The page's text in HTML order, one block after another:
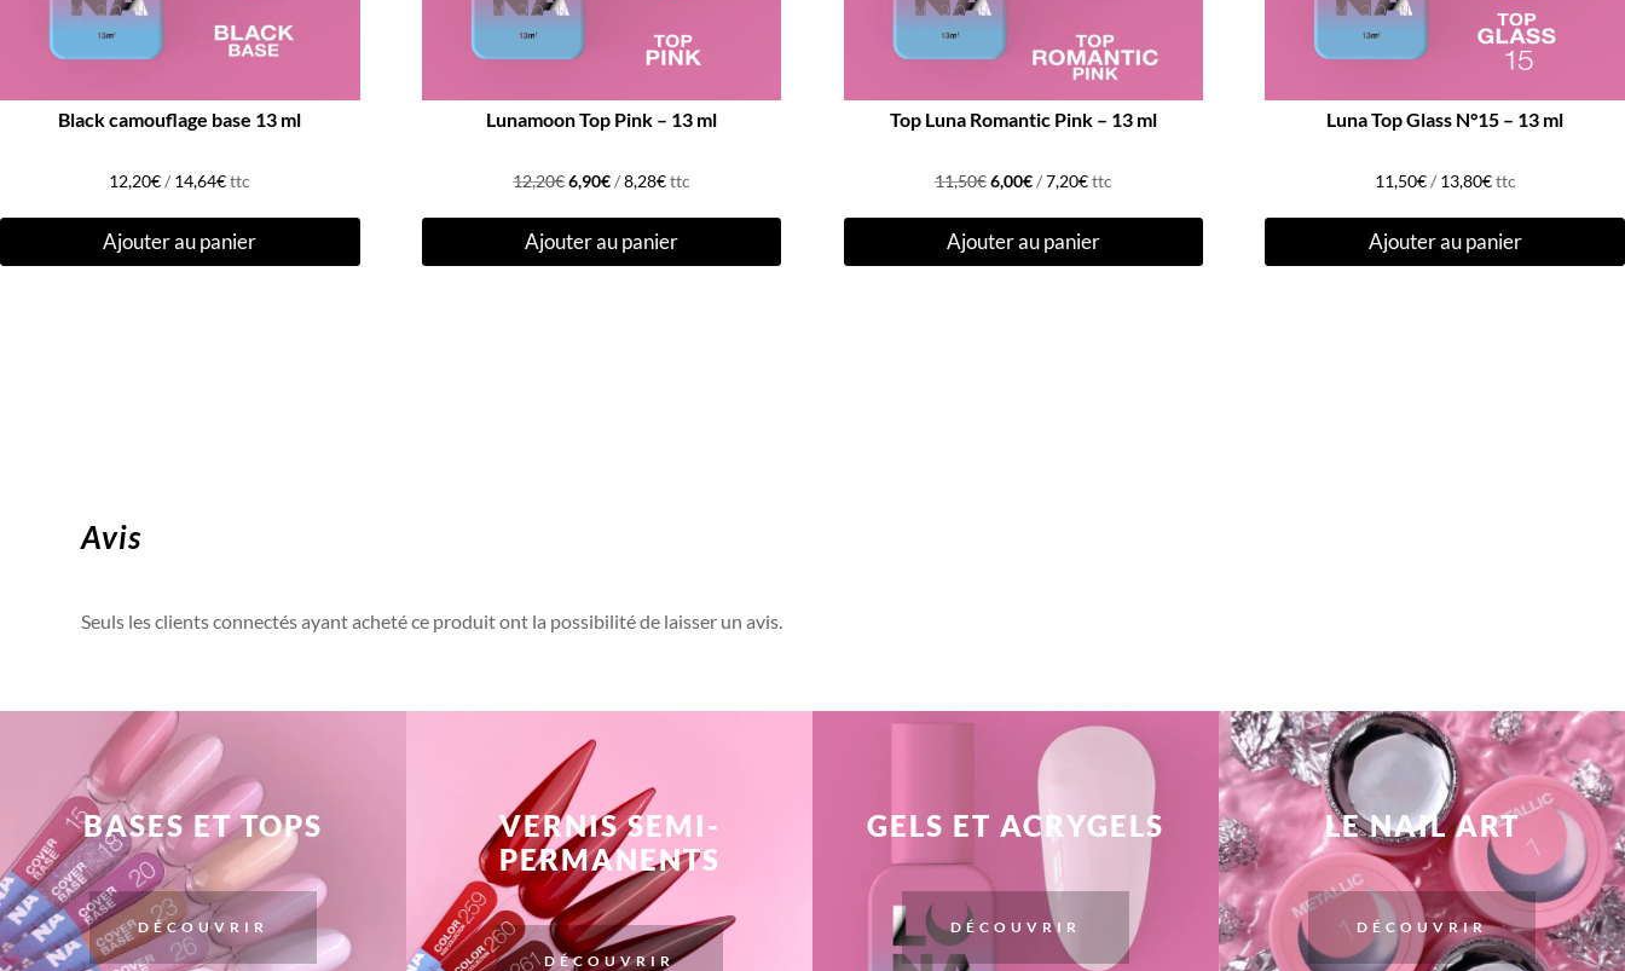
Black camouflage base 13 ml
12,20€/ 14,64€ttc
Ajouter au panier
Lunamoon Top Pink – 13 ml
12,20€Le
initial
6,90€Le
actuel
/8,28€ttc
Ajouter au panier
Top Luna Romantic Pink – 13 ml
11,50€Le
initial
6,00€Le
actuel
/7,20€ttc
Ajouter au panier
Luna Top Glass N°15 – 13 ml
11,50€ / 13,80€ttc
Ajouter au panier
Avis
Seuls les clients connectés ayant acheté ce produit ont la possibilité de laisser un avis.
BASES ET TOPS
DÉCOUVRIR
VERNIS SEMI-
PERMANENTS
DÉCOUVRIR
GELS ET ACRYGELS
DÉCOUVRIR
LE NAIL ART
DÉCOUVRIR